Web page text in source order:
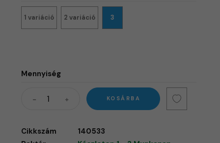
1 variáció 2 variáció 3
Mennyiség
KOSÁRBA
Cikkszám
140533